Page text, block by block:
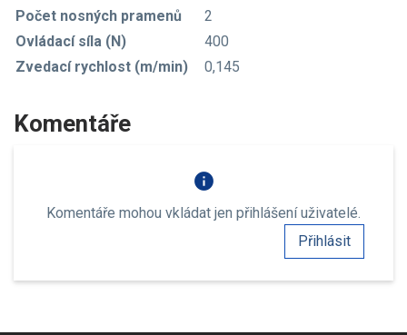
Počet nosných pramenů
2
Ovládací síla (N)
400
Zvedací rychlost (m/min)
0,145
Komentáře
info
Komentáře mohou vkládat jen přihlášení uživatelé.
Přihlásit